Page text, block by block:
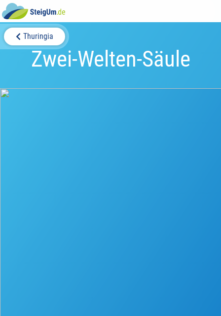
Thuringia
Zwei-Welten-Säule